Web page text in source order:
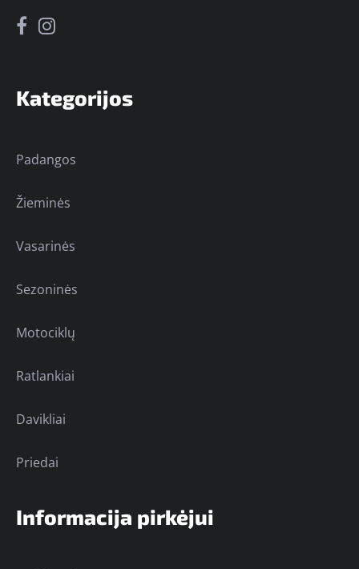
Kategorijos
Padangos
Žieminės
Vasarinės
Sezoninės
Motociklų
Ratlankiai
Davikliai
Priedai
Informacija pirkėjui